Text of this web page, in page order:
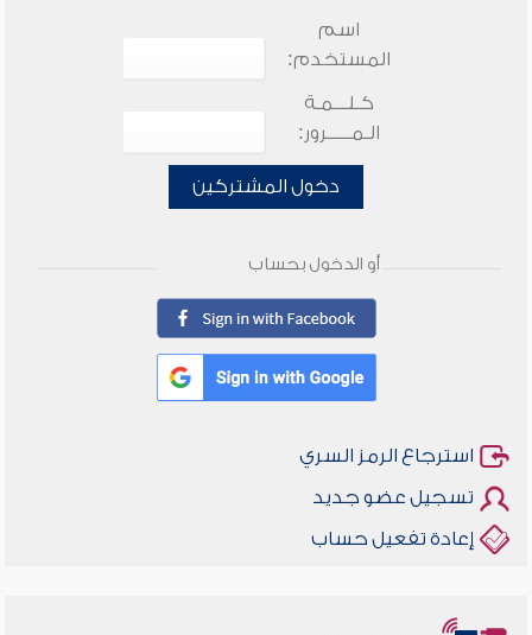
اسم
المستخدم:
كـلـــمـة
الـمـــــرور:
دخول المشتركين
أو الدخول بحساب
استرجاع الرمز السري
تسجيل عضو جديد
إعادة تفعيل حساب